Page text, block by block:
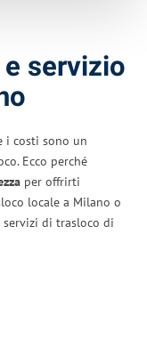
servizio
i costi sono un
Ecco perché
per offrirti
locale a Milano o
di trasloco di